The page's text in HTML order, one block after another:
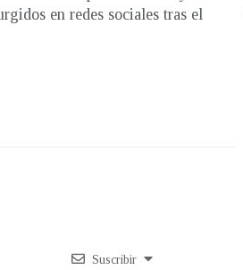
en redes sociales tras el
Suscribir